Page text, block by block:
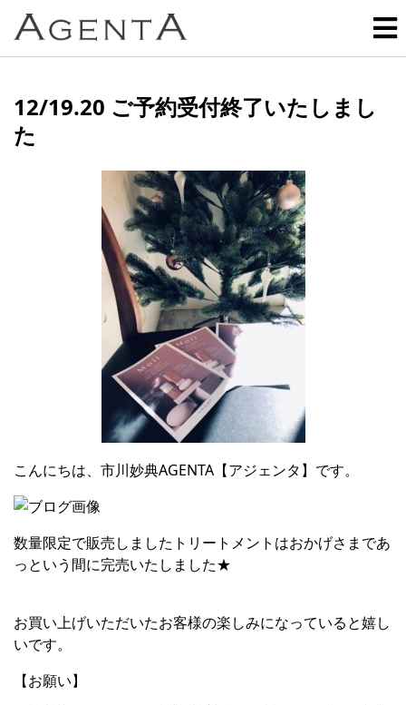
12/19.20 ご予約受付終了いたしまし
た
こんにちは、市川妙典AGENTA【アジェンタ】です。
数量限定で販売しましたトリートメントはおかげさまであ
っという間に完売いたしました★
お買い上げいただいたお客様の楽しみになっていると嬉し
いです。
【お願い】